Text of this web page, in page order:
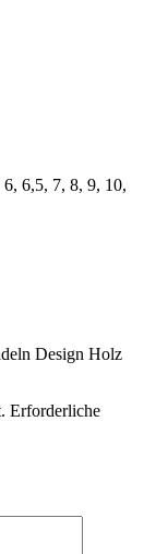
6,5, 7, 8, 9, 10,
Design Holz
Erforderliche